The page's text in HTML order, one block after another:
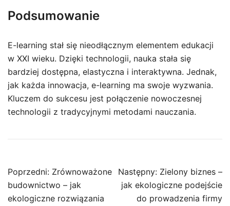
Podsumowanie
E-learning stał się nieodłącznym elementem edukacji
w XXI wieku. Dzięki technologii, nauka stała się
bardziej dostępna, elastyczna i interaktywna. Jednak,
jak każda innowacja, e-learning ma swoje wyzwania.
Kluczem do sukcesu jest połączenie nowoczesnej
technologii z tradycyjnymi metodami nauczania.
Nawigacja
wpisu
Poprzedni: Zrównoważone
budownictwo – jak
ekologiczne rozwiązania
Następny: Zielony biznes –
jak ekologiczne podejście
do prowadzenia firmy